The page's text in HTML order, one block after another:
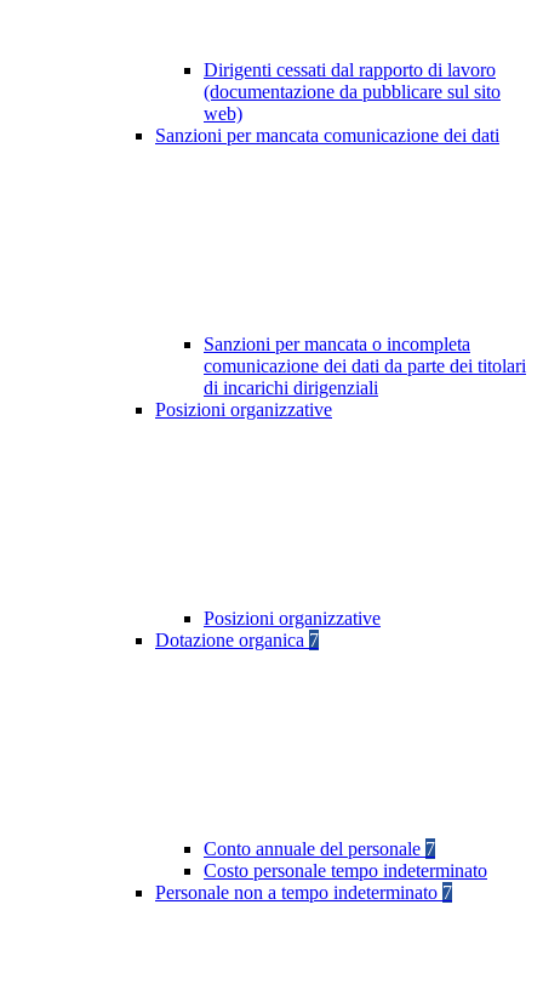
Dirigenti cessati dal rapporto di lavoro
(documentazione da pubblicare sul sito
web)
Sanzioni per mancata comunicazione dei dati
Sanzioni per mancata o incompleta
comunicazione dei dati da parte dei titolari
di incarichi dirigenziali
Posizioni organizzative
Posizioni organizzative
Dotazione organica 7
Conto annuale del personale 7
Costo personale tempo indeterminato
Personale non a tempo indeterminato 7